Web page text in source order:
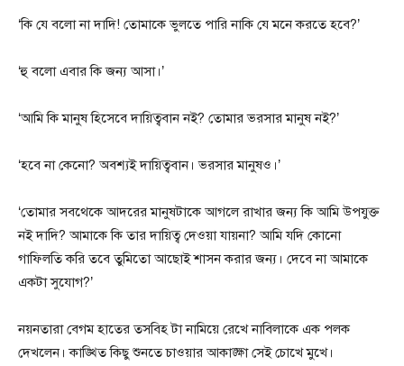
‘কি যে বলো না দাদি! তোমাকে ভুলতে পারি নাকি যে মনে করতে হবে?’
‘হু বলো এবার কি জন্য আসা।’
‘আমি কি মানুষ হিসেবে দায়িত্ববান নই? তোমার ভরসার মানুষ নই?’
‘হবে না কেনো? অবশ্যই দায়িত্ববান। ভরসার মানুষও।’
‘তোমার সবথেকে আদরের মানুষটাকে আগলে রাখার জন্য কি আমি উপযুক্ত
নই দাদি? আমাকে কি তার দায়িত্ব দেওয়া যায়না? আমি যদি কোনো
গাফিলতি করি তবে তুমিতো আছোই শাসন করার জন্য। দেবে না আমাকে
একটা সুযোগ?’
নয়নতারা বেগম হাতের তসবিহ টা নামিয়ে রেখে নাবিলাকে এক পলক
দেখলেন। কাঙ্খিত কিছু শুনতে চাওয়ার আকাঙ্ক্ষা সেই চোখে মুখে।